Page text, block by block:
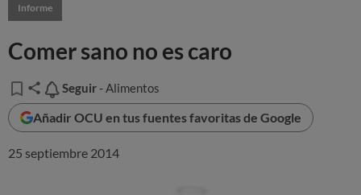
Informe
Comer sano no es caro
Seguir
Seguir - Alimentos
Añadir OCU en tus fuentes favoritas de Google
25 septiembre 2014